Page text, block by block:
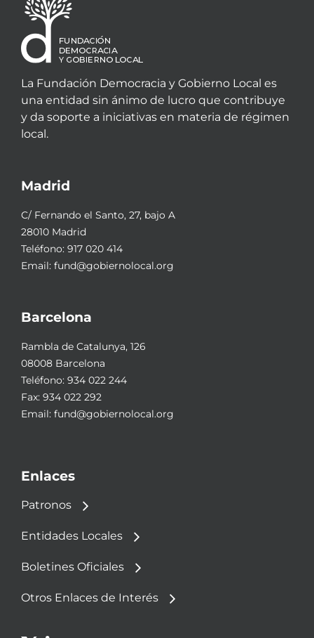
La Fundación Democracia y Gobierno Local es
una entidad sin ánimo de lucro que contribuye
y da soporte a iniciativas en materia de régimen
local.
Madrid
C/ Fernando el Santo, 27, bajo A
28010 Madrid
Teléfono: 917 020 414
Email: fund@gobiernolocal.org
Barcelona
Rambla de Catalunya, 126
08008 Barcelona
Teléfono: 934 022 244
Fax: 934 022 292
Email: fund@gobiernolocal.org
Enlaces
Patronos
Entidades Locales
Boletines Oficiales
Otros Enlaces de Interés